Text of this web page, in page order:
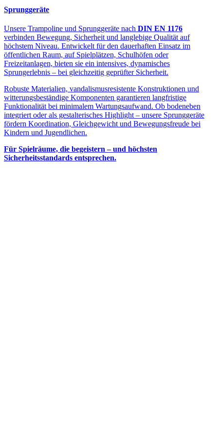
Sprunggeräte
Unsere Trampoline und Sprunggeräte nach DIN EN 1176
verbinden Bewegung, Sicherheit und langlebige Qualität auf
höchstem Niveau. Entwickelt für den dauerhaften Einsatz im
öffentlichen Raum, auf Spielplätzen, Schulhöfen oder
Freizeitanlagen, bieten sie ein intensives, dynamisches
Sprungerlebnis – bei gleichzeitig geprüfter Sicherheit.
Robuste Materialien, vandalismusresistente Konstruktionen und
witterungsbeständige Komponenten garantieren langfristige
Funktionalität bei minimalem Wartungsaufwand. Ob bodeneben
integriert oder als gestalterisches Highlight – unsere Sprunggeräte
fördern Koordination, Gleichgewicht und Bewegungsfreude bei
Kindern und Jugendlichen.
Für Spielräume, die begeistern – und höchsten
Sicherheitsstandards entsprechen.